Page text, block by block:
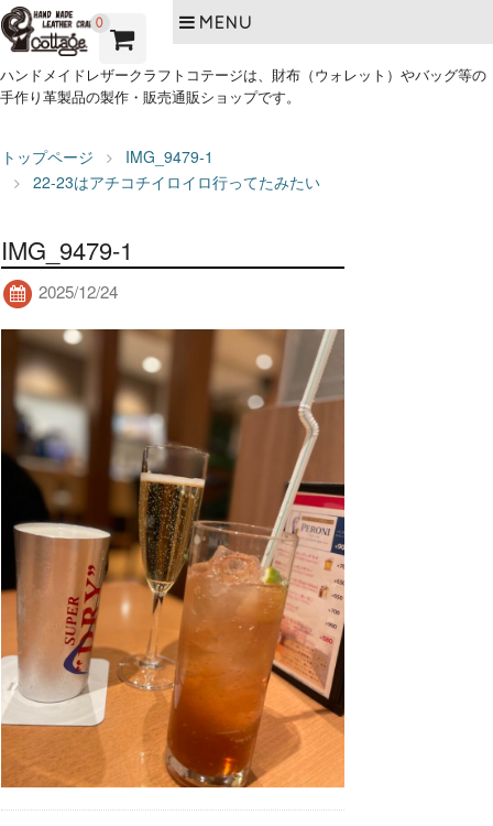
0 MENU
ハンドメイドレザークラフトコテージは、財布（ウォレット）やバッグ等の
手作り革製品の製作・販売通販ショップです。
トップページ
IMG_9479-1
22-23はアチコチイロイロ行ってたみたい
IMG_9479-1
2025/12/24